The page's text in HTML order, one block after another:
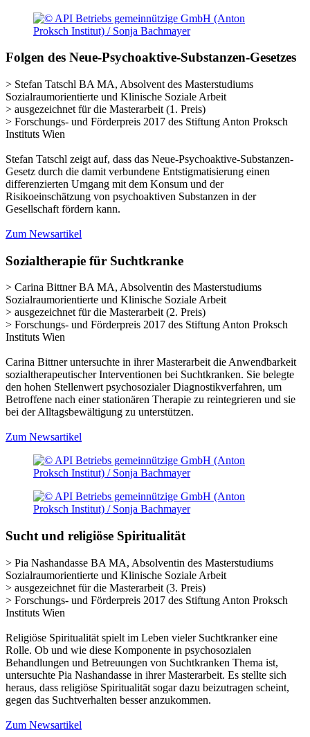
Folgen des Neue-Psychoaktive-Substanzen-Gesetzes
> Stefan Tatschl BA MA, Absolvent des Masterstudiums
Sozialraumorientierte und Klinische Soziale Arbeit
> ausgezeichnet für die Masterarbeit (1. Preis)
> Forschungs- und Förderpreis 2017 des Stiftung Anton Proksch
Instituts Wien
Stefan Tatschl zeigt auf, dass das Neue-Psychoaktive-Substanzen-
Gesetz durch die damit verbundene Entstigmatisierung einen
differenzierten Umgang mit dem Konsum und der
Risikoeinschätzung von psychoaktiven Substanzen in der
Gesellschaft fördern kann.
Zum Newsartikel
Sozialtherapie für Suchtkranke
> Carina Bittner BA MA, Absolventin des Masterstudiums
Sozialraumorientierte und Klinische Soziale Arbeit
> ausgezeichnet für die Masterarbeit (2. Preis)
> Forschungs- und Förderpreis 2017 des Stiftung Anton Proksch
Instituts Wien
Carina Bittner untersuchte in ihrer Masterarbeit die Anwendbarkeit
sozialtherapeutischer Interventionen bei Suchtkranken. Sie belegte
den hohen Stellenwert psychosozialer Diagnostikverfahren, um
Betroffene nach einer stationären Therapie zu reintegrieren und sie
bei der Alltagsbewältigung zu unterstützen.
Zum Newsartikel
Sucht und religiöse Spiritualität
> Pia Nashandasse BA MA, Absolventin des Masterstudiums
Sozialraumorientierte und Klinische Soziale Arbeit
> ausgezeichnet für die Masterarbeit (3. Preis)
> Forschungs- und Förderpreis 2017 des Stiftung Anton Proksch
Instituts Wien
Religiöse Spiritualität spielt im Leben vieler Suchtkranker eine
Rolle. Ob und wie diese Komponente in psychosozialen
Behandlungen und Betreuungen von Suchtkranken Thema ist,
untersuchte Pia Nashandasse in ihrer Masterarbeit. Es stellte sich
heraus, dass religiöse Spiritualität sogar dazu beizutragen scheint,
gegen das Suchtverhalten besser anzukommen.
Zum Newsartikel